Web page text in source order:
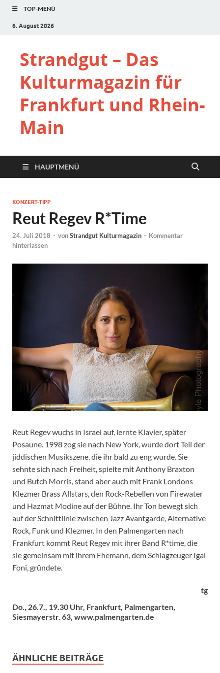
TOP-MENÜ
6. August 2026
Strandgut – Das
Kulturmagazin für
Frankfurt und Rhein-
Main
HAUPTMENÜ
KONZERT-TIPP
Reut Regev R*Time
24. Juli 2018 - vonStrandgut Kulturmagazin - Kommentar
hinterlassen
Reut Regev wuchs in Israel auf, lernte Klavier, später
Posaune. 1998 zog sie nach New York, wurde dort Teil der
jiddischen Musikszene, die ihr bald zu eng wurde. Sie
sehnte sich nach Freiheit, spielte mit Anthony Braxton
und Butch Morris, stand aber auch mit Frank Londons
Klezmer Brass Allstars, den Rock-Rebellen von Firewater
und Hazmat Modine auf der Bühne. Ihr Ton bewegt sich
auf der Schnittlinie zwischen Jazz Avantgarde, Alternative
Rock, Funk und Klezmer. In den Palmengarten nach
Frankfurt kommt Reut Regev mit ihrer Band R*time, die
sie gemeinsam mit ihrem Ehemann, dem Schlagzeuger Igal
Foni, gründete.
tg
Do., 26.7., 19.30 Uhr, Frankfurt, Palmengarten,
Siesmayerstr. 63, www.palmengarten.de
ÄHNLICHE BEITRÄGE